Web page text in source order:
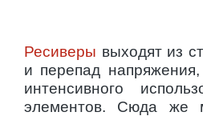
Ресиверы выходят из
и перепад
интенсивного
элементов. Сюда же